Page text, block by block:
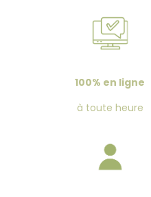
100% en ligne
à toute heure